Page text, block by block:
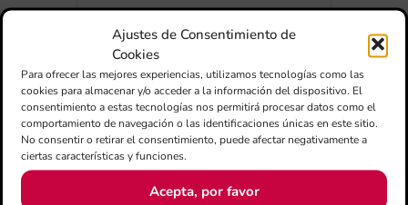
Ajustes de Consentimiento de
Cookies
Para ofrecer las mejores experiencias, utilizamos tecnologías como las
cookies para almacenar y/o acceder a la información del dispositivo. El
consentimiento a estas tecnologías nos permitirá procesar datos como el
comportamiento de navegación o las identificaciones únicas en este sitio.
No consentir o retirar el consentimiento, puede afectar negativamente a
ciertas características y funciones.
Acepta, por favor
Exportar + iCal / Outlook